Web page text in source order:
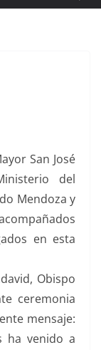
San José
del
Mendoza y
en esta
Obispo
ceremonia
mensaje:
ha venido a